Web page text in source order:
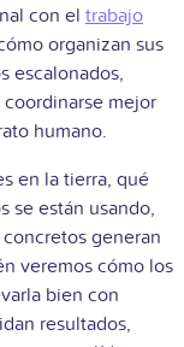
con el trabajo
organizan sus
escalonados,
mejor
humano.
en la tierra, qué
se están usando,
generan
veremos cómo los
bien con
resultados,